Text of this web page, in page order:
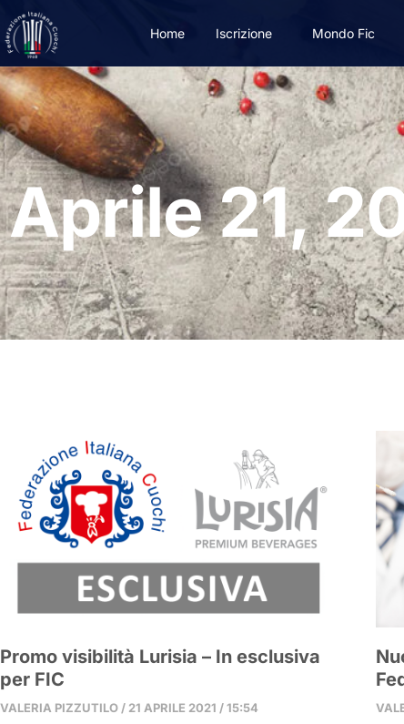
Home Iscrizione Mondo Fic
Aprile 21,
Promo visibilità Lurisia – In esclusiva
per FIC
VALERIA PIZZUTILO 21 APRILE 2021 15:54